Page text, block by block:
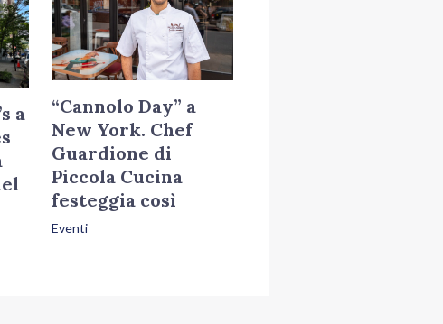
a
“Cannolo Day” a
New York. Chef
Guardione di
Piccola Cucina
festeggia così
Eventi